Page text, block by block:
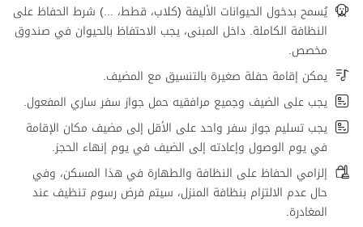
يُسمح بدخول الحيوانات الأليفة (كلاب، قطط، ...) شرط الحفاظ على
النظافة الكاملة. داخل المبنى، يجب الاحتفاظ بالحيوان في صندوق
مخصص.
يمكن إقامة حفلة صغيرة بالتنسيق مع المضيف.
يجب على الضيف وجميع مرافقيه حمل جواز سفر ساري المفعول.
يجب تسليم جواز سفر واحد على الأقل إلى مضيف مكان الإقامة
في يوم الوصول وإعادته إلى الضيف في يوم إنهاء الحجز.
إلزامي الحفاظ على النظافة والطهارة في هذا المسكن، وفي
حال عدم الالتزام بنظافة المنزل، سيتم فرض رسوم تنظيف عند
المغادرة.